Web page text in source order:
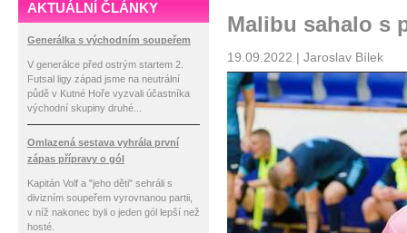
Malibu sahalo s
19.09.2022 | Jaroslav Bílek
AKTUÁLNÍ ČLÁNKY
Generálka s východním soupeřem
V generálce před ostrým startem 2.
Futsal ligy západ jsme na neutrální
půdě v Kutné Hoře vyzvali účastníka
východní skupiny druhé...
Omlazená sestava vyhrála první
zápas přípravy o gól
Kapitán Volf a "jeho děti" sehráli s
divizním soupeřem vyrovnanou partii,
v níž nakonec byli o jeden gól lepší než
hosté.